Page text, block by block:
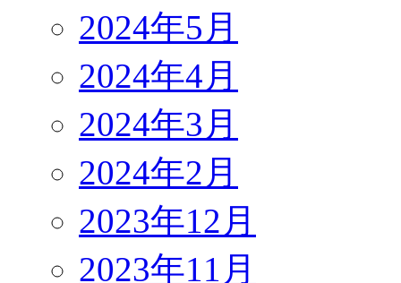
2024年5月
2024年4月
2024年3月
2024年2月
2023年12月
2023年11月